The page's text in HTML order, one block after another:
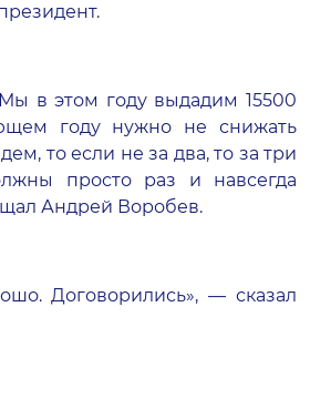
в этом году выдадим 15500
году нужно не снижать
то если не за два, то за три
просто раз и навсегда
Андрей Воробев.
Договорились», — сказал